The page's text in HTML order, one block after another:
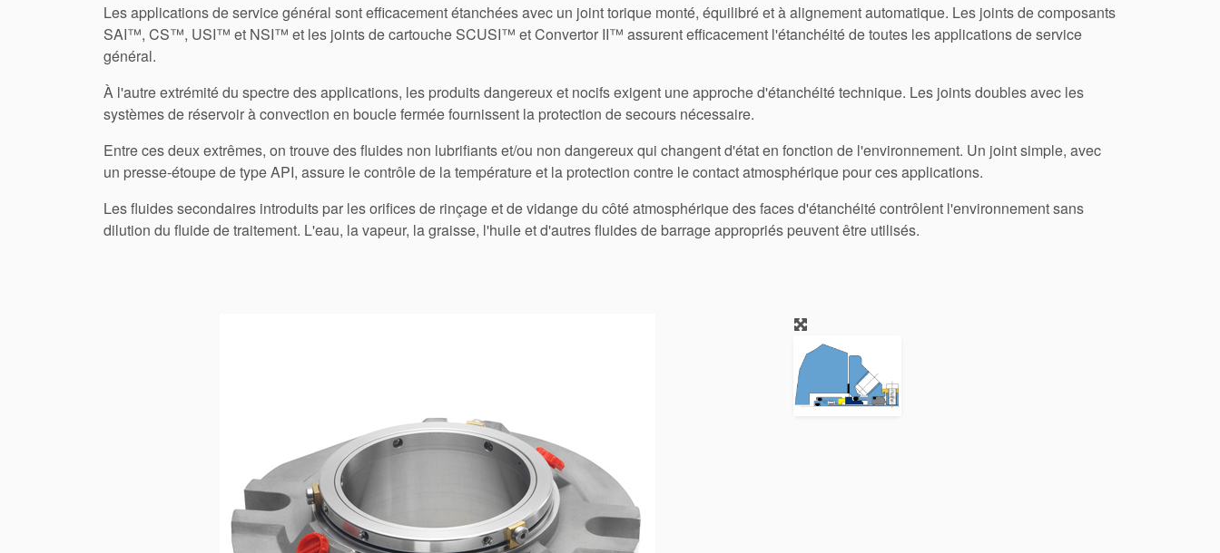
Les applications de service général sont efficacement étanchées avec un joint torique monté, équilibré et à alignement automatique. Les joints de composants
SAI™, CS™, USI™ et NSI™ et les joints de cartouche SCUSI™ et Convertor II™ assurent efficacement l'étanchéité de toutes les applications de service
général.
À l'autre extrémité du spectre des applications, les produits dangereux et nocifs exigent une approche d'étanchéité technique. Les joints doubles avec les
systèmes de réservoir à convection en boucle fermée fournissent la protection de secours nécessaire.
Entre ces deux extrêmes, on trouve des fluides non lubrifiants et/ou non dangereux qui changent d'état en fonction de l'environnement. Un joint simple, avec
un presse-étoupe de type API, assure le contrôle de la température et la protection contre le contact atmosphérique pour ces applications.
Les fluides secondaires introduits par les orifices de rinçage et de vidange du côté atmosphérique des faces d'étanchéité contrôlent l'environnement sans
dilution du fluide de traitement. L'eau, la vapeur, la graisse, l'huile et d'autres fluides de barrage appropriés peuvent être utilisés.